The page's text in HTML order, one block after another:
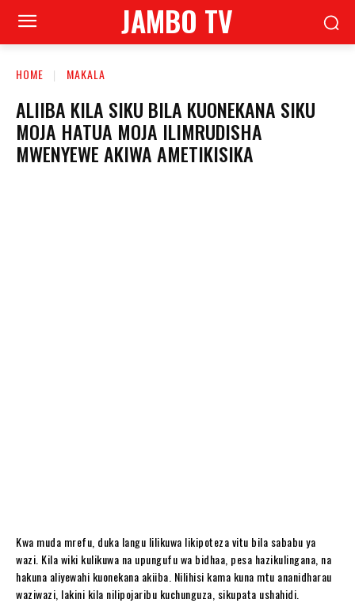
JAMBO TV
HOME MAKALA
ALIIBA KILA SIKU BILA KUONEKANA SIKU
MOJA HATUA MOJA ILIMRUDISHA
MWENYEWE AKIWA AMETIKISIKA
Kwa muda mrefu, duka langu lilikuwa likipoteza vitu bila sababu ya
wazi. Kila wiki kulikuwa na upungufu wa bidhaa, pesa hazikulingana, na
hakuna aliyewahi kuonekana akiiba. Nilihisi kama kuna mtu ananidharau
waziwazi, lakini kila nilipojaribu kuchunguza, sikupata ushahidi.